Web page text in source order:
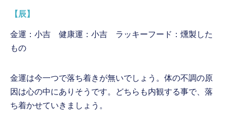
【辰】
金運：小吉 健康運：小吉 ラッキーフード：燻製した
もの
金運は今一つで落ち着きが無いでしょう。体の不調の原
因は心の中にありそうです。どちらも内観する事で、落
ち着かせていきましょう。